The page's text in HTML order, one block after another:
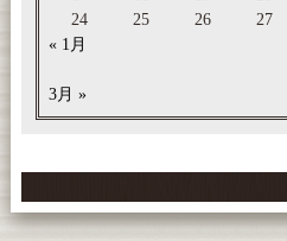
24
25 26 27
« 1月
3月 »